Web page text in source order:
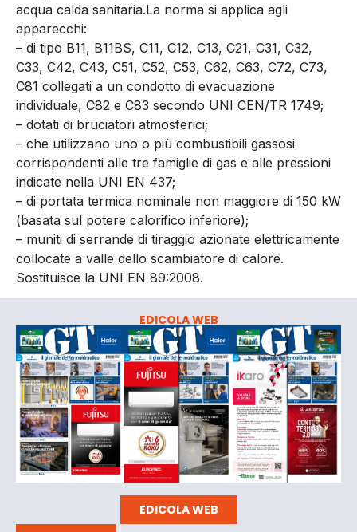
acqua calda sanitaria.La norma si applica agli
apparecchi:
– di tipo B11, B11BS, C11, C12, C13, C21, C31, C32,
C33, C42, C43, C51, C52, C53, C62, C63, C72, C73,
C81 collegati a un condotto di evacuazione
individuale, C82 e C83 secondo UNI CEN/TR 1749;
– dotati di bruciatori atmosferici;
– che utilizzano uno o più combustibili gassosi
corrispondenti alle tre famiglie di gas e alle pressioni
indicate nella UNI EN 437;
– di portata termica nominale non maggiore di 150 kW
(basata sul potere calorifico inferiore);
– muniti di serrande di tiraggio azionate elettricamente
collocate a valle dello scambiatore di calore.
Sostituisce la UNI EN 89:2008.
EDICOLA WEB
EDICOLA WEB